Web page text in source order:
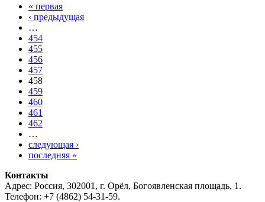
Страницы
« первая
‹ предыдущая
…
454
455
456
457
458
459
460
461
462
…
следующая ›
последняя »
Контакты
Адрес: Россия, 302001, г. Орёл, Богоявленская площадь, 1.
Телефон: +7 (4862) 54-31-59.